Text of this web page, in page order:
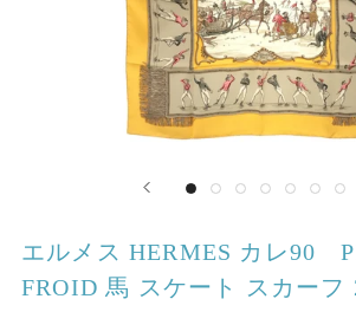
エルメス HERMES カレ90
FROID 馬 スケート スカーフ